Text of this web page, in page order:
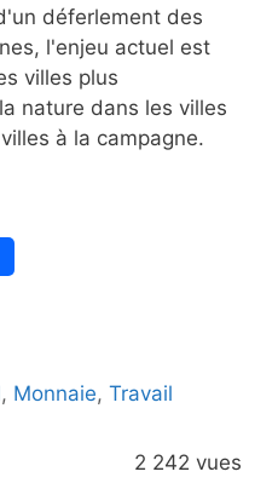
déferlement des
l'enjeu actuel est
villes plus
nature dans les villes
à la campagne.
, Monnaie,Travail
2 242 vues